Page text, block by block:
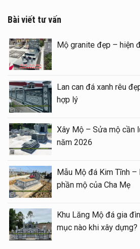
Bài viết tư vấn
Lăng Mộ đá uy tín trên toàn quốc –
Nghệ Ninh Bình
giá xây Mộ đá đôi 1 mái đẹp tại
cuối năm 2026
nghiệm xây Mộ – sửa Mộ bằng
đá đẹp, chất lượng
Lăng thờ đá 1 mái đẹp – Long
mái
Lầu thờ đá (Gian thờ đá) tại khu
gia tộc